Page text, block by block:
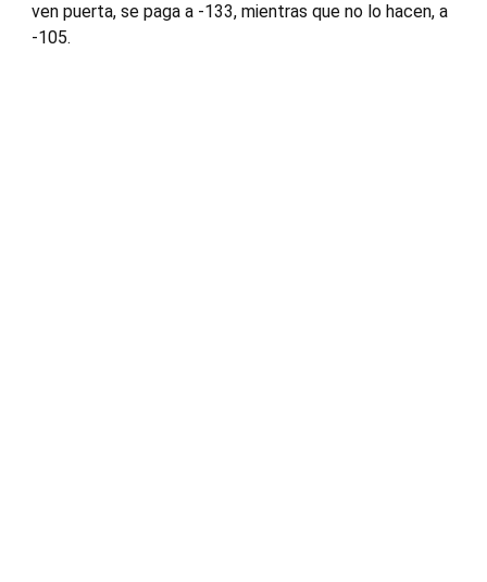
ven puerta, se paga a -133, mientras que no lo hacen, a
-105.